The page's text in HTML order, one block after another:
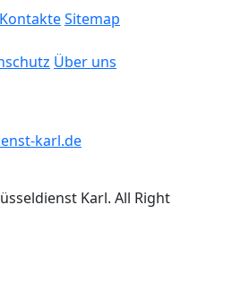
KontakteSitemap
Über uns
karl.de
Karl. All Right